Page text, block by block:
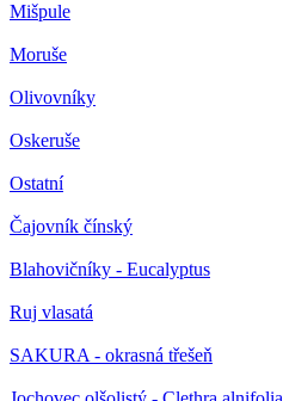
Mišpule
Moruše
Olivovníky
Oskeruše
Ostatní
Čajovník čínský
Blahovičníky - Eucalyptus
Ruj vlasatá
SAKURA - okrasná třešeň